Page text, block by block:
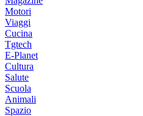
Motori
Viaggi
Cucina
Tgtech
E-Planet
Cultura
Salute
Scuola
Animali
Spazio